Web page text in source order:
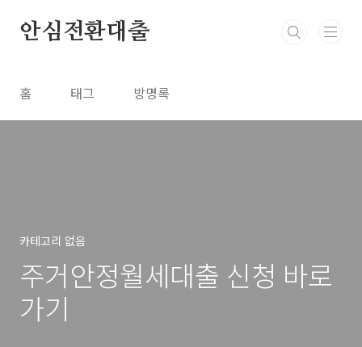
안심전환대출
홈 태그 방명록
카테고리 없음
주거안정월세대출 신청 바로
가기